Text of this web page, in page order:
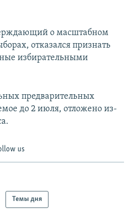
о масштабном
отказался признать
избирательными
предварительных
до 2 июля, отложено из-
us
Темы дня